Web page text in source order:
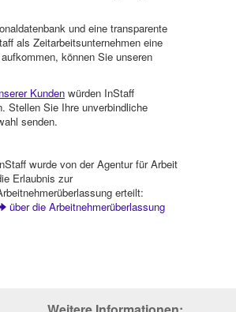
und eine transparente
als Zeitarbeitsunternehmen eine
können Sie unseren
Kunden würden InStaff
Stellen Sie Ihre unverbindliche
senden.
wurde von der Agentur für Arbeit
Erlaubnis zur
erteilt:
über die Arbeitnehmerüberlassung